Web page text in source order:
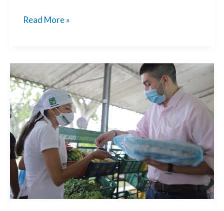
Read More »
Palmiranos
podrán
abastecerse
de
alimentos
frescos
en
el
Mercado
Campesino